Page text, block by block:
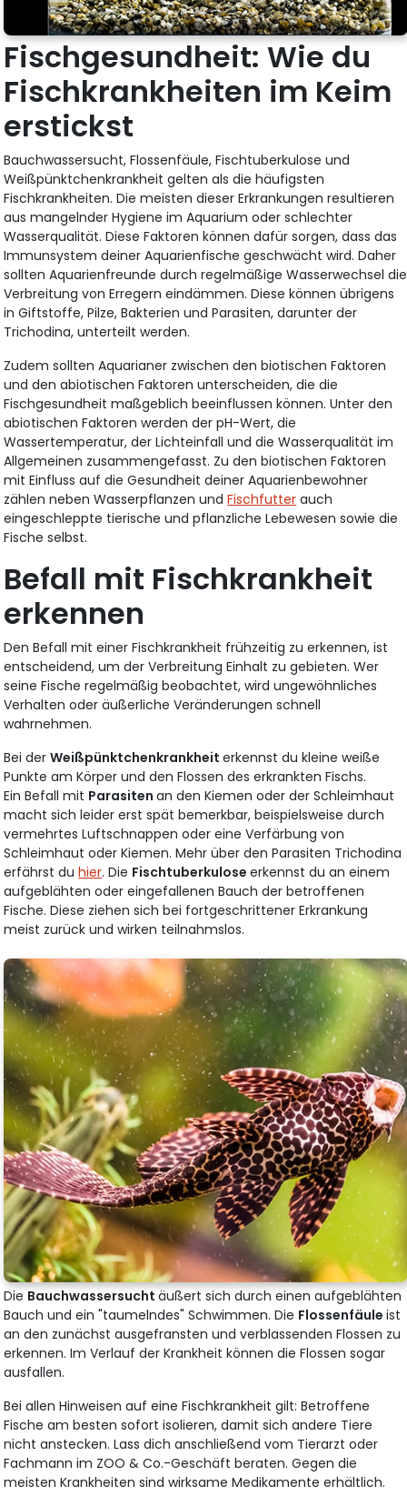
Fischgesundheit: Wie du
Fischkrankheiten im Keim
erstickst
Bauchwassersucht, Flossenfäule, Fischtuberkulose und
Weißpünktchenkrankheit gelten als die häufigsten
Fischkrankheiten. Die meisten dieser Erkrankungen resultieren
aus mangelnder Hygiene im Aquarium oder schlechter
Wasserqualität. Diese Faktoren können dafür sorgen, dass das
Immunsystem deiner Aquarienfische geschwächt wird. Daher
sollten Aquarienfreunde durch regelmäßige Wasserwechsel die
Verbreitung von Erregern eindämmen. Diese können übrigens
in Giftstoffe, Pilze, Bakterien und Parasiten, darunter der
Trichodina, unterteilt werden.
Zudem sollten Aquarianer zwischen den biotischen Faktoren
und den abiotischen Faktoren unterscheiden, die die
Fischgesundheit maßgeblich beeinflussen können. Unter den
abiotischen Faktoren werden der pH-Wert, die
Wassertemperatur, der Lichteinfall und die Wasserqualität im
Allgemeinen zusammengefasst. Zu den biotischen Faktoren
mit Einfluss auf die Gesundheit deiner Aquarienbewohner
zählen neben Wasserpflanzen undFischfutter auch
eingeschleppte tierische und pflanzliche Lebewesen sowie die
Fische selbst.
Befall mit Fischkrankheit
erkennen
Den Befall mit einer Fischkrankheit frühzeitig zu erkennen, ist
entscheidend, um der Verbreitung Einhalt zu gebieten. Wer
seine Fische regelmäßig beobachtet, wird ungewöhnliches
Verhalten oder äußerliche Veränderungen schnell
wahrnehmen.
Bei derWeißpünktchenkrankheiterkennst du kleine weiße
Punkte am Körper und den Flossen des erkrankten Fischs.
Ein Befall mit Parasitenan den Kiemen oder der Schleimhaut
macht sich leider erst spät bemerkbar, beispielsweise durch
vermehrtes Luftschnappen oder eine Verfärbung von
Schleimhaut oder Kiemen. Mehr über den Parasiten Trichodina
erfährst duhier. Die Fischtuberkuloseerkennst du an einem
aufgeblähten oder eingefallenen Bauch der betroffenen
Fische. Diese ziehen sich bei fortgeschrittener Erkrankung
meist zurück und wirken teilnahmslos.
Die Bauchwassersuchtäußert sich durch einen aufgeblähten
Bauch und ein "taumelndes" Schwimmen. Die Flossenfäuleist
an den zunächst ausgefransten und verblassenden Flossen zu
erkennen. Im Verlauf der Krankheit können die Flossen sogar
ausfallen.
Bei allen Hinweisen auf eine Fischkrankheit gilt: Betroffene
Fische am besten sofort isolieren, damit sich andere Tiere
nicht anstecken. Lass dich anschließend vom Tierarzt oder
Fachmann im ZOO & Co.-Geschäft beraten. Gegen die
meisten Krankheiten sind wirksame Medikamente erhältlich.